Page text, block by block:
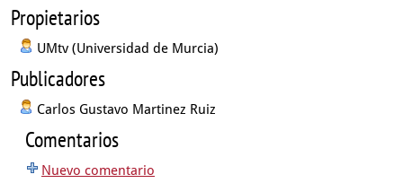
Propietarios
UMtv (Universidad de Murcia)
Publicadores
Carlos Gustavo Martinez Ruiz
Comentarios
Nuevo comentario